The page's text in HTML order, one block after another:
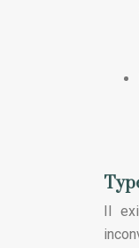
Il